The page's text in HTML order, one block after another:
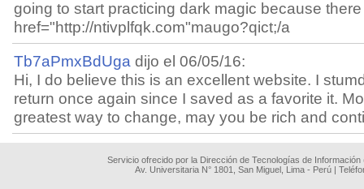
going to start practicing dark magic because
href="http://ntivplfqk.com"maugo?qict;/a
Tb7aPmxBdUga dijo el 06/05/16:
Hi, I do believe this is an excellent website. I
return once again since I saved as a favorite it.
greatest way to change, may you be rich and
Servicio ofrecido por la Dirección de Tecnologías de
Av. Universitaria N° 1801, San Miguel, Lima - Perú |